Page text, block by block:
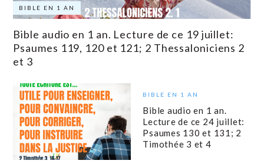
BIBLE EN 1 AN
Bible audio en 1 an. Lecture de ce 19 juillet:
Psaumes 119, 120 et 121; 2 Thessaloniciens 2
et 3
BIBLE EN 1 AN
Bible audio en 1 an.
Lecture de ce 24 juillet:
Psaumes 130 et 131; 2
Timothée 3 et 4